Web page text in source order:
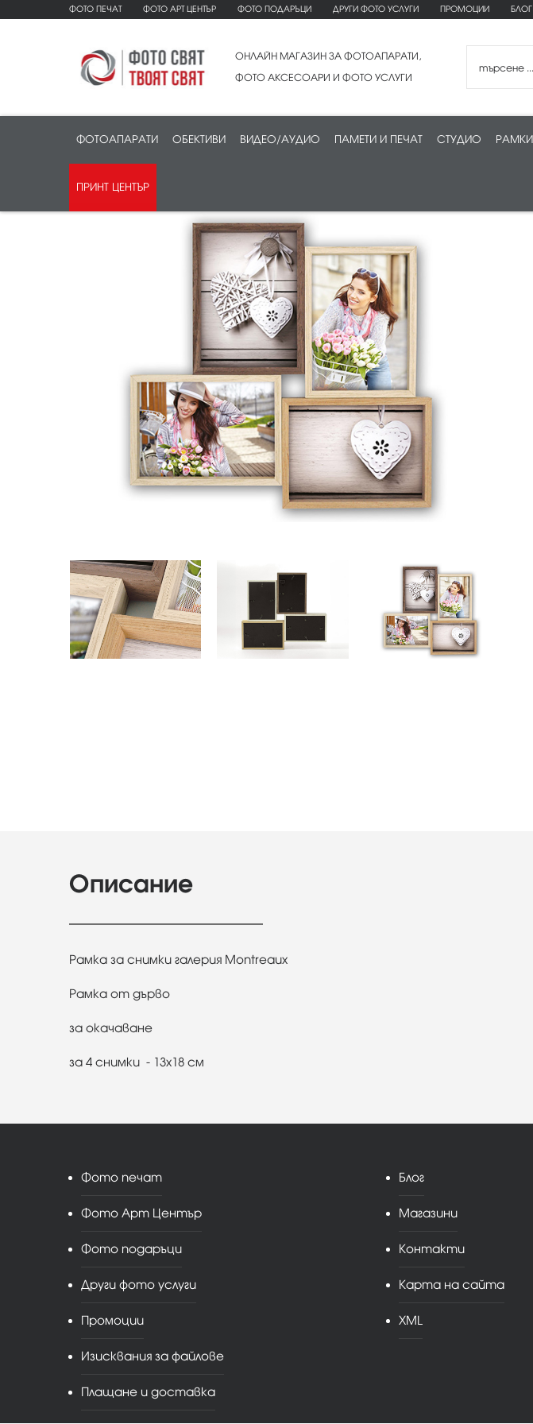
ФОТО ПЕЧАТ ФОТО АРТ ЦЕНТЪР ФОТО ПОДАРЪЦИ ДРУГИ ФОТО УСЛУГИ ПРОМОЦИИ БЛОГ
ОНЛАЙН МАГАЗИН ЗА ФОТОАПАРАТИ,
ФОТО АКСЕСОАРИ И ФОТО УСЛУГИ
ФОТОАПАРАТИ ОБЕКТИВИ ВИДЕО/АУДИО ПАМЕТИ И ПЕЧАТ СТУДИО РАМКИ
ПРИНТ ЦЕНТЪР
Описание
Рамка за снимки галерия Montreaux
Рамка от дърво
за окачаване
за 4 снимки - 13х18 см
Фото печат
Фото Арт Център
Фото подаръци
Други фото услуги
Промоции
Изисквания за файлове
Плащане и доставка
Блог
Магазини
Контакти
Карта на сайта
XML